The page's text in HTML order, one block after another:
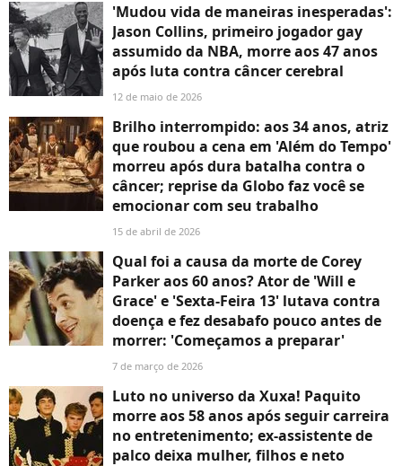
'Mudou vida de maneiras inesperadas':
Jason Collins, primeiro jogador gay
assumido da NBA, morre aos 47 anos
após luta contra câncer cerebral
12 de maio de 2026
Brilho interrompido: aos 34 anos, atriz
que roubou a cena em 'Além do Tempo'
morreu após dura batalha contra o
câncer; reprise da Globo faz você se
emocionar com seu trabalho
15 de abril de 2026
Qual foi a causa da morte de Corey
Parker aos 60 anos? Ator de 'Will e
Grace' e 'Sexta-Feira 13' lutava contra
doença e fez desabafo pouco antes de
morrer: 'Começamos a preparar'
7 de março de 2026
Luto no universo da Xuxa! Paquito
morre aos 58 anos após seguir carreira
no entretenimento; ex-assistente de
palco deixa mulher, filhos e neto